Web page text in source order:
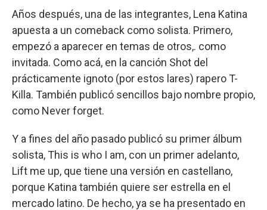
Años después, una de las integrantes, Lena Katina
apuesta a un comeback como solista. Primero,
empezó a aparecer en temas de otros,. como
invitada. Como acá, en la canción Shot del
prácticamente ignoto (por estos lares) rapero T-
Killa. También publicó sencillos bajo nombre propio,
como Never forget.
Y a fines del año pasado publicó su primer álbum
solista, This is who I am, con un primer adelanto,
Lift me up, que tiene una versión en castellano,
porque Katina también quiere ser estrella en el
mercado latino. De hecho, ya se ha presentado en